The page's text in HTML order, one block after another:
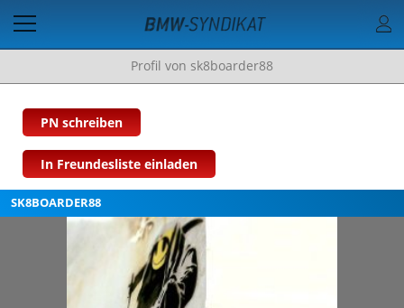
Profil von sk8boarder88
PN schreiben
In Freundesliste einladen
SK8BOARDER88